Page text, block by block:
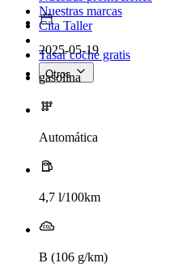
Nuestras marcas
Cita Taller
Tasar coche gratis
Otros
2025-05-19
gasolina
Automática
4,7 l/100km
B (106 g/km)